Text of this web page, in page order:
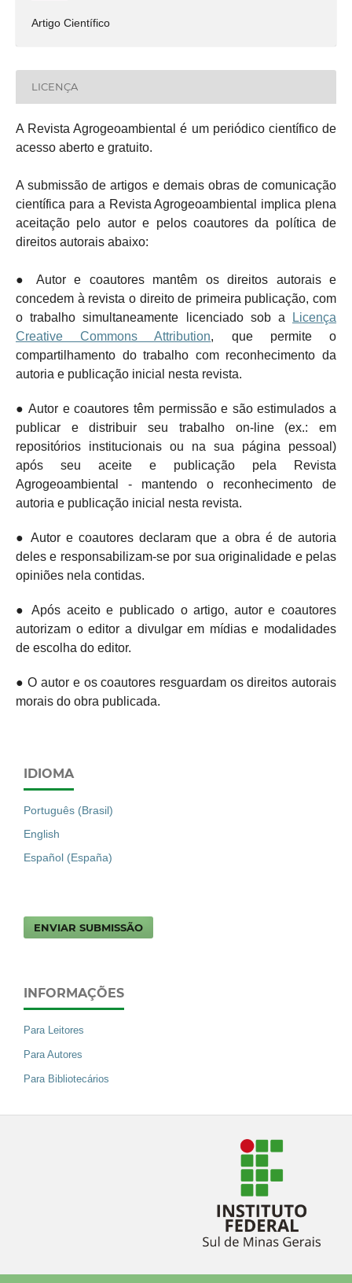
Artigo Científico
LICENÇA
A Revista Agrogeoambiental é um periódico científico de
acesso aberto e gratuito.
A submissão de artigos e demais obras de comunicação
científica para a Revista Agrogeoambiental implica plena
aceitação pelo autor e pelos coautores da política de
direitos autorais abaixo:
● Autor e coautores mantêm os direitos autorais e
concedem à revista o direito de primeira publicação, com
o trabalho simultaneamente licenciado sob a
Licença
Creative Commons Attribution, que permite o
compartilhamento do trabalho com reconhecimento da
autoria e publicação inicial nesta revista.
● Autor e coautores têm permissão e são estimulados a
publicar e distribuir seu trabalho on-line (ex.: em
repositórios institucionais ou na sua página pessoal)
após seu aceite e publicação pela Revista
Agrogeoambiental - mantendo o reconhecimento de
autoria e publicação inicial nesta revista.
● Autor e coautores declaram que a obra é de autoria
deles e responsabilizam-se por sua originalidade e pelas
opiniões nela contidas.
● Após aceito e publicado o artigo, autor e coautores
autorizam o editor a divulgar em mídias e modalidades
de escolha do editor.
● O autor e os coautores resguardam os direitos autorais
morais do obra publicada.
IDIOMA
Português (Brasil)
English
Español (España)
ENVIAR SUBMISSÃO
INFORMAÇÕES
Para Leitores
Para Autores
Para Bibliotecários